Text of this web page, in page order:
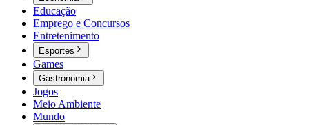
Educação
Emprego e Concursos
Entretenimento
Esportes
Games
Gastronomia
Jogos
Meio Ambiente
Mundo